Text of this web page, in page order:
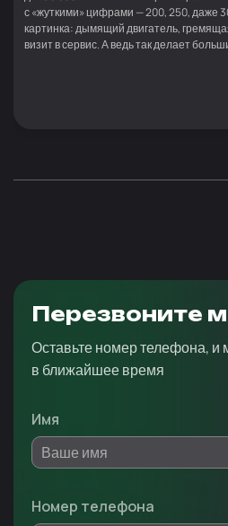
с «жуткими» цифрами — 200, 250, даже
картинка: дымящий двигатель,
визит в сервис. А ведь так делает
Перезвоните
Оставьте номер телефона,
в ближайшее время
Имя
Номер телефона